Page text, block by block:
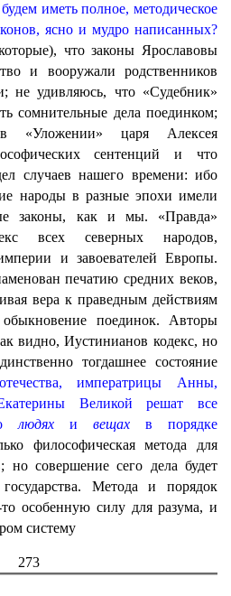
будем иметь полное, методическое
ясно и мудро написанных?
что законы Ярославовы
и вооружали родственников
не удивляюсь, что «Судебник»
сомнительные дела поединком;
«Уложении» царя Алексея
сентенций и что
случаев нашего времени: ибо
народы в разные эпохи имели
законы, как и мы. «Правда»
всех северных народов,
и завоевателей Европы.
печатию средних веков,
вера к праведным действиям
поединок. Авторы
видно, Иустинианов кодекс, но
тогдашнее состояние
императрицы Анны,
Великой решат все
людях и вещах в порядке
философическая метода для
но совершение сего дела будет
Метода и порядок
особенную силу для разума, и
систему
273